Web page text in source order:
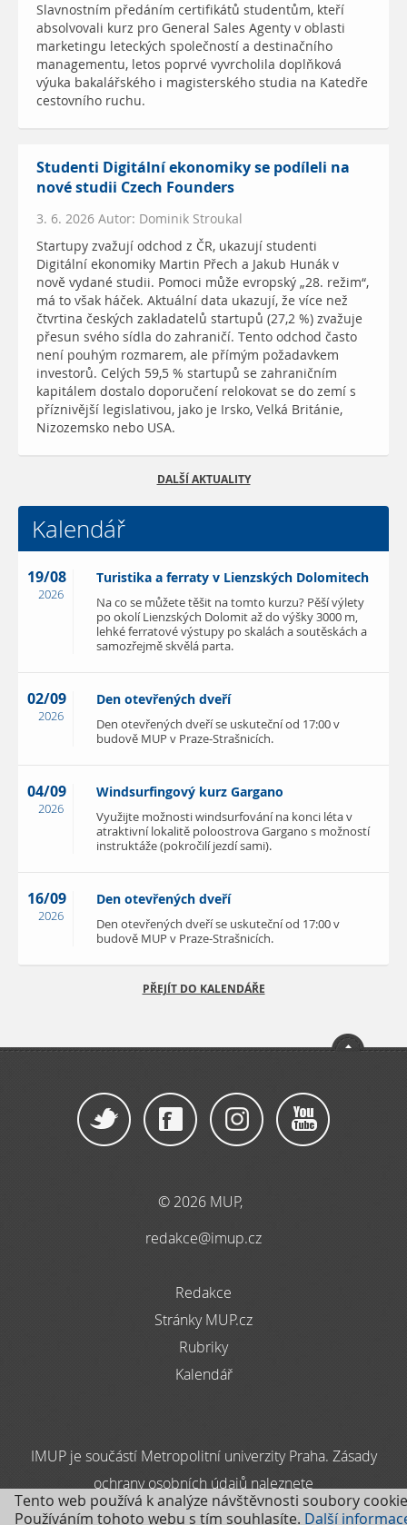
Slavnostním předáním certifikátů studentům, kteří
absolvovali kurz pro General Sales Agenty v oblasti
marketingu leteckých společností a destinačního
managementu, letos poprvé vyvrcholila doplňková
výuka bakalářského i magisterského studia na Katedře
cestovního ruchu.
Studenti Digitální ekonomiky se podíleli na
nové studii Czech Founders
3. 6. 2026 Autor: Dominik Stroukal
Startupy zvažují odchod z ČR, ukazují studenti
Digitální ekonomiky Martin Přech a Jakub Hunák v
nově vydané studii. Pomoci může evropský „28. režim“,
má to však háček. Aktuální data ukazují, že více než
čtvrtina českých zakladatelů startupů (27,2 %) zvažuje
přesun svého sídla do zahraničí. Tento odchod často
není pouhým rozmarem, ale přímým požadavkem
investorů. Celých 59,5 % startupů se zahraničním
kapitálem dostalo doporučení relokovat se do zemí s
příznivější legislativou, jako je Irsko, Velká Británie,
Nizozemsko nebo USA.
DALŠÍ AKTUALITY
Kalendář
19/08
2026
Turistika a ferraty v Lienzských Dolomitech
Na co se můžete těšit na tomto kurzu? Pěší výlety
po okolí Lienzských Dolomit až do výšky 3000 m,
lehké ferratové výstupy po skalách a soutěskách a
samozřejmě skvělá parta.
02/09
2026
Den otevřených dveří
Den otevřených dveří se uskuteční od 17:00 v
budově MUP v Praze-Strašnicích.
04/09
2026
Windsurfingový kurz Gargano
Využijte možnosti windsurfování na konci léta v
atraktivní lokalitě poloostrova Gargano s možností
instruktáže (pokročilí jezdí sami).
16/09
2026
Den otevřených dveří
Den otevřených dveří se uskuteční od 17:00 v
budově MUP v Praze-Strašnicích.
PŘEJÍT DO KALENDÁŘE
© 2026 MUP,
redakce@imup.cz
Redakce
Stránky MUP.cz
Rubriky
Kalendář
IMUP je součástí Metropolitní univerzity Praha. Zásady
ochrany osobních údajů naleznete
zde
Tento web používá k analýze návštěvnosti soubory
Používáním tohoto webu s tím souhlasíte. Další